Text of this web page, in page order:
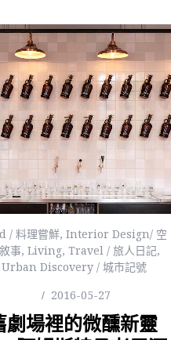
/ 料理嘗鮮, Interior Design/ 空
事, Living, Travel / 旅人日記,
Urban Discovery / 城市記號
2016-05-27
劇場裡的微醺新靈